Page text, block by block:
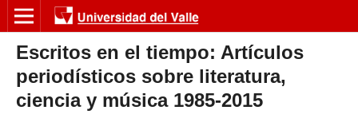
Escritos en el tiempo: Artículos
periodísticos sobre literatura,
ciencia y música 1985-2015